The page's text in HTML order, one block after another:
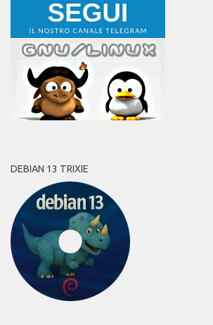
DEBIAN 13 TRIXIE